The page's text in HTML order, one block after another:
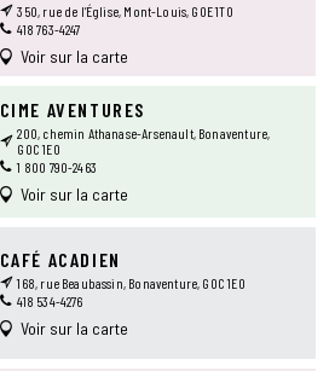
350, rue de l’Église, Mont-Louis, G0E 1T0
418 763-4247
Voir sur la carte
CIME AVENTURES
200, chemin Athanase-Arsenault, Bonaventure,
G0C 1E0
1 800 790-2463
Voir sur la carte
CAFÉ ACADIEN
168, rue Beaubassin, Bonaventure, G0C 1E0
418 534-4276
Voir sur la carte